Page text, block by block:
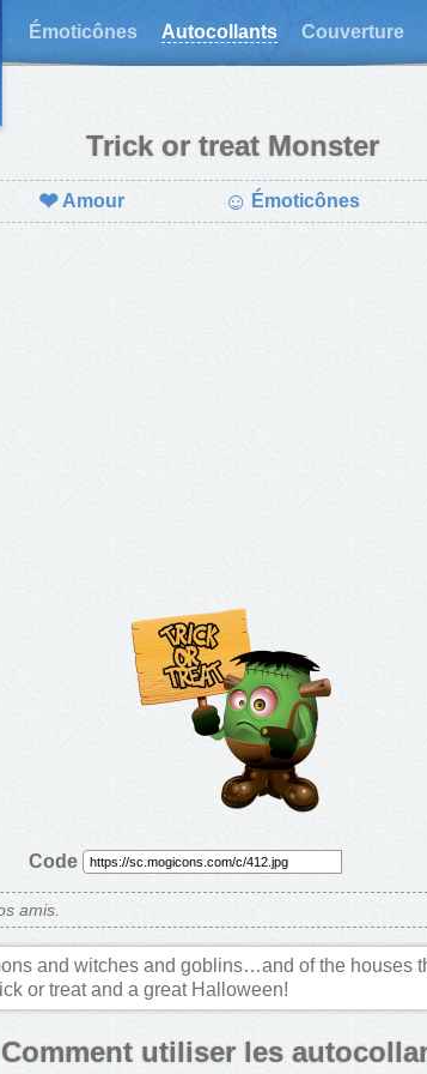
Émoticônes Autocollants Couverture
Trick or treat Monster
❤ Amour ☺ Émoticônes
Code
amis.
and witches and goblins…and of the houses
or treat and a great Halloween!
Comment utiliser les